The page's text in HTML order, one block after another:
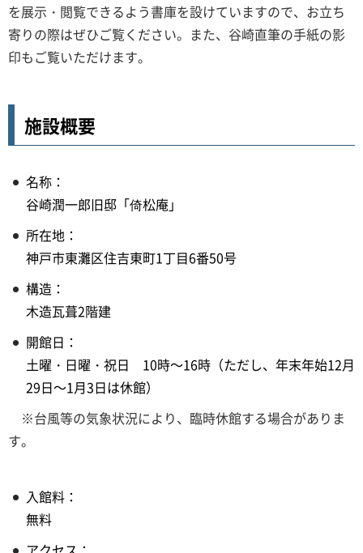
を展示・閲覧できるよう書庫を設けていますので、お立ち
寄りの際はぜひご覧ください。また、谷崎直筆の手紙の影
印もご覧いただけます。
施設概要
名称：
谷崎潤一郎旧邸「倚松庵」
所在地：
神戸市東灘区住吉東町1丁目6番50号
構造：
木造瓦葺2階建
開館日：
土曜・日曜・祝日 10時～16時（ただし、年末年始12月
29日～1月3日は休館）
※台風等の気象状況により、臨時休館する場合がありま
す。
入館料：
無料